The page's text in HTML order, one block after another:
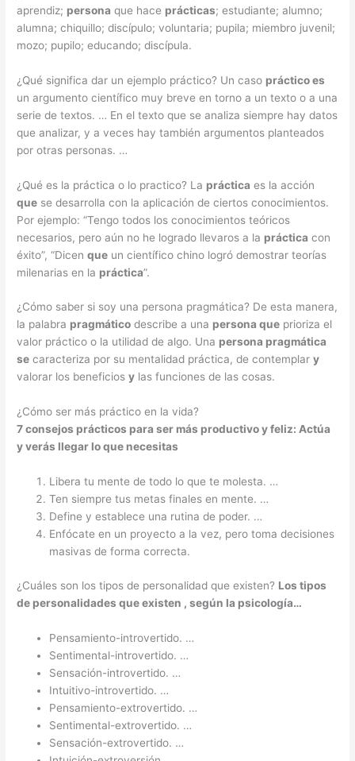
aprendiz; persona que hace prácticas; estudiante; alumno;
alumna; chiquillo; discípulo; voluntaria; pupila; miembro juvenil;
mozo; pupilo; educando; discípula.
¿Qué significa dar un ejemplo práctico? Un caso práctico es
un argumento científico muy breve en torno a un texto o a una
serie de textos. … En el texto que se analiza siempre hay datos
que analizar, y a veces hay también argumentos planteados
por otras personas. …
¿Qué es la práctica o lo practico? La práctica es la acción
que se desarrolla con la aplicación de ciertos conocimientos.
Por ejemplo: “Tengo todos los conocimientos teóricos
necesarios, pero aún no he logrado llevaros a la práctica con
éxito”, “Dicenque un científico chino logró demostrar teorías
milenarias en la práctica”.
¿Cómo saber si soy una persona pragmática? De esta manera,
la palabra pragmático describe a una persona que prioriza el
valor práctico o la utilidad de algo. Una persona pragmática
se caracteriza por su mentalidad práctica, de contemplary
valorar los beneficiosy las funciones de las cosas.
¿Cómo ser más práctico en la vida?
7 consejos prácticos paraser más productivo y feliz: Actúa
y verás llegar lo que necesitas
Libera tu mente de todo lo que te molesta. …
Ten siempre tus metas finales en mente. …
Define y establece una rutina de poder. …
Enfócate en un proyecto a la vez, pero toma decisiones
masivas de forma correcta.
¿Cuáles son los tipos de personalidad que existen? Lostipos
de personalidades que existen , según la psicología…
Pensamiento-introvertido. …
Sentimental-introvertido. …
Sensación-introvertido. …
Intuitivo-introvertido. …
Pensamiento-extrovertido. …
Sentimental-extrovertido. …
Sensación-extrovertido. …